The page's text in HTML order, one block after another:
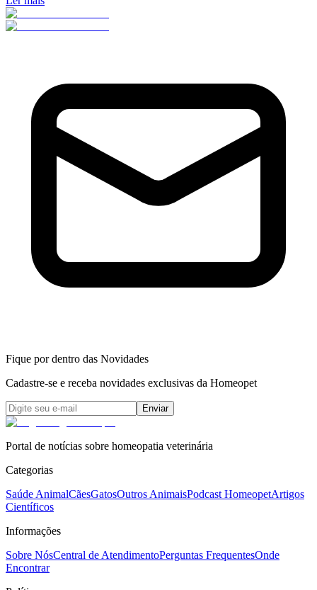
Fique por dentro das Novidades
Cadastre-se e receba novidades exclusivas da Homeopet
Enviar
Portal de notícias sobre homeopatia veterinária
Categorias
Saúde AnimalCãesGatosOutros AnimaisPodcast HomeopetArtigos
Científicos
Informações
Sobre NósCentral de AtendimentoPerguntas FrequentesOnde
Encontrar